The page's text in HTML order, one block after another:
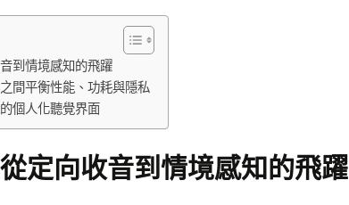
到情境感知的飛躍
間平衡性能、功耗與隱私
個人化聽覺界面
定向收音到情境感知的飛躍